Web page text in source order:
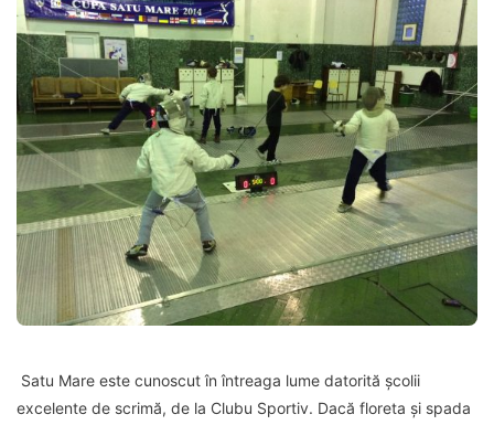
Satu Mare este cunoscut în întreaga lume datorită școlii
excelente de scrimă, de la Clubu Sportiv. Dacă floreta și spada